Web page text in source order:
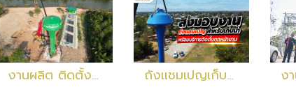
งานผลิต ติดตั้ง ถังน้ำทรงแชมเปญ จ.ปราจีนบุรี ถังแชมเปญเก็บน้ำ ขนาด 20 ลบ.ม. สูง 25 ม. เก็บน้ำ 20,000 ลิตร